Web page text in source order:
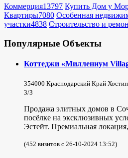
Коммерция13797 Купить Дом у
Квартиры7080 Особенная
участки4838 Строительство и
Популярные Объекты
Коттеджи «Миллениум
354000 Краснодарский Край
3/3
Продажа элитных домов в
посёлке на эксклюзивных
Эстейт. Премиальная
(452 визитов с 26-10-2024 13:52)